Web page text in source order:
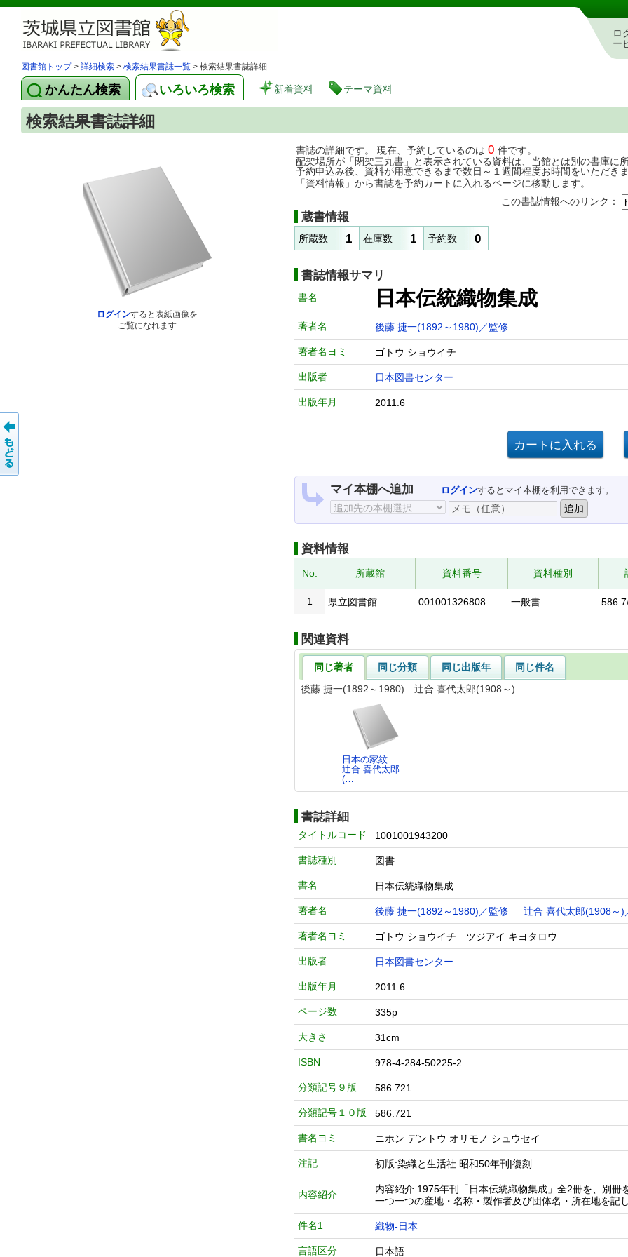
茨城県立図書館 蔵書検索・予約システム
ロ
ー
図書館トップ> 詳細検索 > 検索結果書誌一覧 > 検索結果書誌詳細
かんたん検索 いろいろ検索 新着資料 テーマ資料
検索結果書誌詳細
ログインすると表紙画像を
ご覧になれます
書誌の詳細です。 現在、予約しているのは 0 件です。
配架場所が「閉架三丸書」と表示されている資料は、当館とは別の書庫に
予約申込み後、資料が用意できるまで数日～１週間程度お時間をいただきま
「資料情報」から書誌を予約カートに入れるページに移動します。
この書誌情報へのリンク：
蔵書情報
所蔵数 1 在庫数 1 予約数 0
書誌情報サマリ
書名 日本伝統織物集成
著者名 後藤 捷一(1892～1980)／監修
著者名ヨミ ゴトウ ショウイチ
出版者 日本図書センター
出版年月 2011.6
マイ本棚へ追加 ログインするとマイ本棚を利用できます。
資料情報
No. 所蔵館 資料番号 資料種別
1
県立図書館 001001326808 一般書
関連資料
同じ著者 同じ分類 同じ出版年
同じ件名
後藤 捷一(1892～1980) 辻合 喜代太郎(1908～)
日本の家紋
辻合 喜代太郎
(…
書誌詳細
タイトルコード 1001001943200
書誌種別 図書
書名 日本伝統織物集成
著者名 後藤 捷一(1892～1980)／監修 辻合 喜代太郎(1908～)
著者名ヨミ ゴトウ ショウイチ ツジアイ キヨタロウ
出版者 日本図書センター
出版年月 2011.6
ページ数 335p
大きさ 31cm
ISBN 978-4-284-50225-2
分類記号９版 586.721
分類記号１０版 586.721
書名ヨミ ニホン デントウ オリモノ シュウセイ
注記 初版:染織と生活社 昭和50年刊|復刻
内容紹介
内容紹介:1975年刊「日本伝統織物集成」全2冊を、別冊
一つ一つの産地・名称・製作者及び団体名・所在地を記
件名1 織物-日本
言語区分 日本語